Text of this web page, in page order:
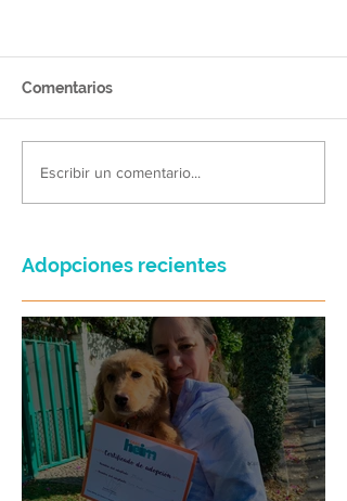
Comentarios
Escribir un comentario...
Adopciones recientes